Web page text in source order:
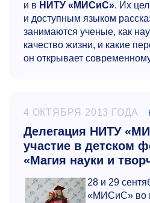
и в НИТУ «МИСиС». Их
и доступным языком
занимаются ученые, как
качество жизни, и какие
он открывает
4 ОКТЯБРЯ 2013 ГОДА
Делегация НИТУ
участие в детском
«Магия науки и
28 и 29
«МИСиС» во